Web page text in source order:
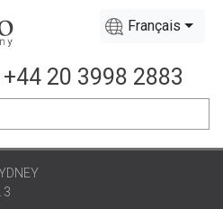
Français
+44 20 3998 2883
3